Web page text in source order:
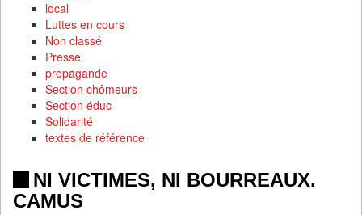
local
Luttes en cours
Non classé
Presse
propagande
Section chômeurs
Section éduc
Solidarité
textes de référence
NI VICTIMES, NI BOURREAUX.
CAMUS